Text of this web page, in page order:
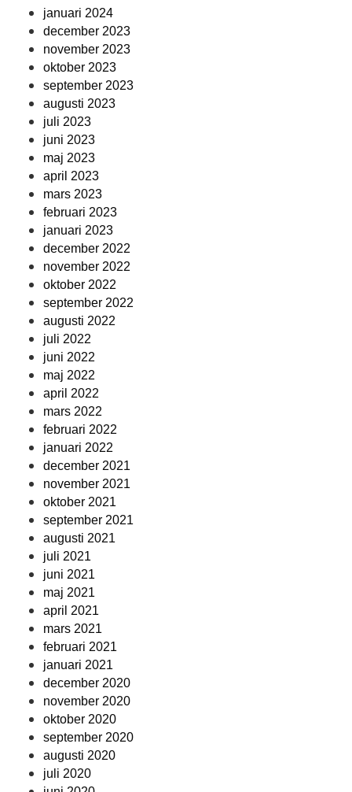
januari 2024
december 2023
november 2023
oktober 2023
september 2023
augusti 2023
juli 2023
juni 2023
maj 2023
april 2023
mars 2023
februari 2023
januari 2023
december 2022
november 2022
oktober 2022
september 2022
augusti 2022
juli 2022
juni 2022
maj 2022
april 2022
mars 2022
februari 2022
januari 2022
december 2021
november 2021
oktober 2021
september 2021
augusti 2021
juli 2021
juni 2021
maj 2021
april 2021
mars 2021
februari 2021
januari 2021
december 2020
november 2020
oktober 2020
september 2020
augusti 2020
juli 2020